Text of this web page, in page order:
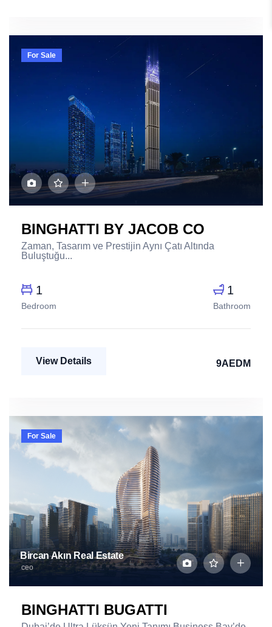
For Sale
BINGHATTI BY JACOB CO
Zaman, Tasarım ve Prestijin Aynı Çatı Altında
Buluştuğu...
1
Bedroom
1
Bathroom
View Details 9AEDM
Bircan Akın Real Estate
ceo
For Sale
BINGHATTI BUGATTI